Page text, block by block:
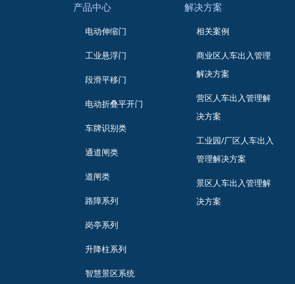
产品中心
电动伸缩门
工业悬浮门
段滑平移门
电动折叠平开门
车牌识别类
通道闸类
道闸类
路障系列
岗亭系列
升降柱系列
智慧景区系统
解决方案
相关案例
商业区人车出入管理
解决方案
营区人车出入管理解
决方案
工业园/厂区人车出入
管理解决方案
景区人车出入管理解
决方案